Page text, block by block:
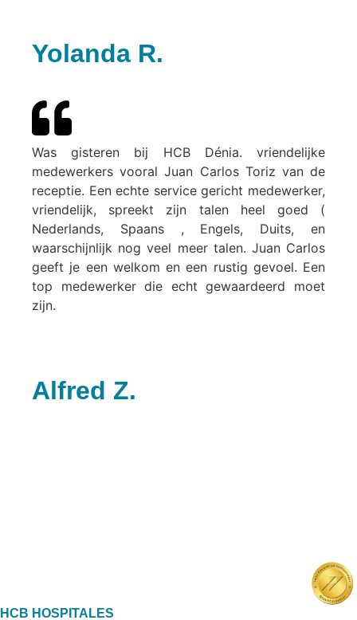
Yolanda R.
Was gisteren bij HCB Dénia. vriendelijke
medewerkers vooral Juan Carlos Toriz van de
receptie. Een echte service gericht medewerker,
vriendelijk, spreekt zijn talen heel goed (
Nederlands, Spaans , Engels, Duits, en
waarschijnlijk nog veel meer talen. Juan Carlos
geeft je een welkom en een rustig gevoel. Een
top medewerker die echt gewaardeerd moet
zijn.
Alfred Z.
HCB HOSPITALES